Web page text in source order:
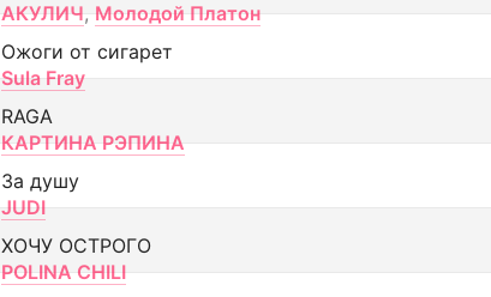
АКУЛИЧ, Молодой Платон
Ожоги от сигарет
Sula Fray
RAGA
КАРТИНА РЭПИНА
За душу
JUDI
ХОЧУ ОСТРОГО
POLINA CHILI